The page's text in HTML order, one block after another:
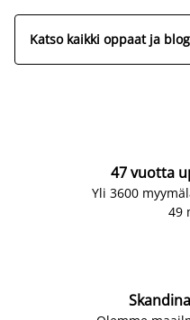
Katso kaikki oppaat ja
47 vuotta
Yli 3600
49